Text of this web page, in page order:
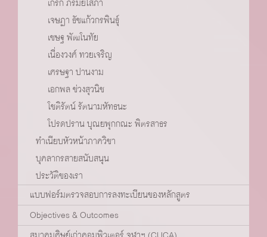
เจษฏา ธัชแก้วกรพินธ์ุ
เชษฐ พัฒโนทัย
เนื่องวงศ์ ทวยเจริญ
เศรษฐา ปานงาม
เอกพล ช่วงสุวนิช
โชติรัตน์ รัตนามหัทธนะ
โปรดปราน บุณยพุกกณะ พิตรสาธร
ทำเนียบหัวหน้าภาควิชา
บุคลากรสายสนับสนุน
ประวัติของเรา
แบบฟอร์มตรวจสอบการลงทะเบียนของหลักสูตร
Objectives & Outcomes